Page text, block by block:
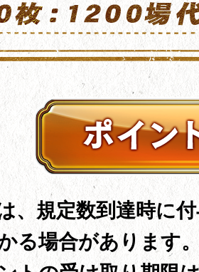
、規定数到達時に
る場合があります